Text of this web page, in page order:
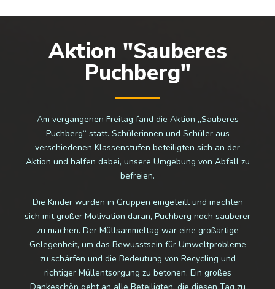
Aktion "Sauberes
Puchberg"
Am vergangenen Freitag fand die Aktion „Sauberes
Puchberg“ statt. Schülerinnen und Schüler aus
verschiedenen Klassenstufen beteiligten sich an der
Aktion und halfen dabei, unsere Umgebung von Abfall zu
befreien.
Die Kinder wurden in Gruppen eingeteilt und machten
sich mit großer Motivation daran, Puchberg noch sauberer
zu machen. Der Müllsammeltag war eine großartige
Gelegenheit, um das Bewusstsein für Umweltprobleme
zu schärfen und die Bedeutung von Recycling und
richtiger Müllentsorgung zu betonen. Ein großes